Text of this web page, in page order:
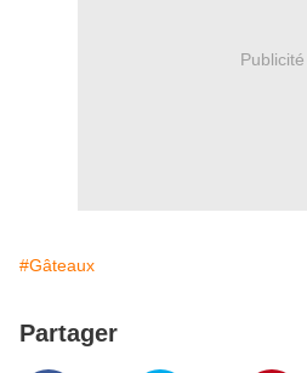
Publicité
#Gâteaux
Partager